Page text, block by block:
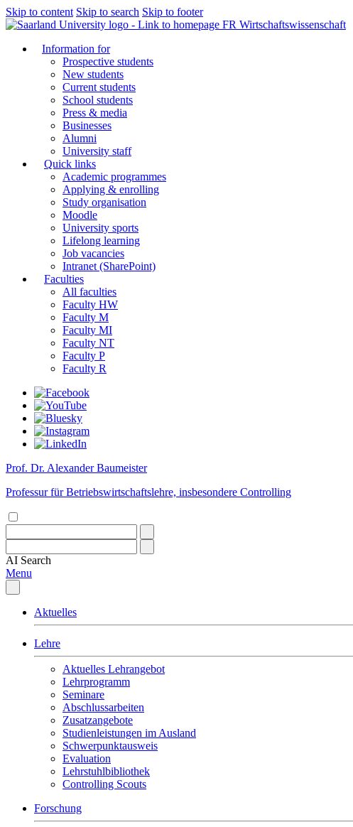
Skip to content Skip to search Skip to footer
FR Wirtschaftswissenschaft
Information for
Prospective students
New students
Current students
School students
Press & media
Businesses
Alumni
University staff
Quick links
Academic programmes
Applying & enrolling
Study organisation
Moodle
University sports
Lifelong learning
Job vacancies
Intranet (SharePoint)
Faculties
All faculties
Faculty HW
Faculty M
Faculty MI
Faculty NT
Faculty P
Faculty R
Prof. Dr. Alexander Baumeister
Professur für Betriebswirtschaftslehre, insbesondere Controlling
AI Search
Menu
Aktuelles
Lehre
Aktuelles Lehrangebot
Lehrprogramm
Seminare
Abschlussarbeiten
Zusatzangebote
Studienleistungen im Ausland
Schwerpunktausweis
Evaluation
Lehrstuhlbibliothek
Controlling Scouts
Forschung